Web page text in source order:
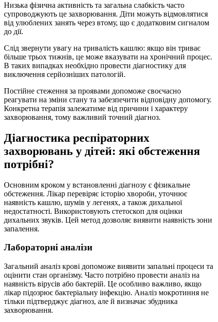
Низька фізична активність та загальна слабкість часто
супроводжують це захворювання. Діти можуть відмовлятися
від улюблених занять через втому, що є додатковим сигналом
до дії.
Слід звернути увагу на тривалість кашлю: якщо він триває
більше трьох тижнів, це може вказувати на хронічний процес.
В таких випадках необхідно провести діагностику для
виключення серйозніших патологій.
Постійне стеження за проявами допоможе своєчасно
реагувати на зміни стану та забезпечити відповідну допомогу.
Конкретна терапія залежатиме від причини і характеру
захворювання, тому важливий точний діагноз.
Діагностика респіраторних
захворювань у дітей: які обстеження
потрібні?
Основним кроком у встановленні діагнозу є фізикальне
обстеження. Лікар перевіряє історію хвороби, уточнює
наявність кашлю, шумів у легенях, а також дихальної
недостатності. Використовують стетоскоп для оцінки
дихальних звуків. Цей метод дозволяє виявити наявність зони
запалення.
Лабораторні аналізи
Загальний аналіз крові допоможе виявити запальні процеси та
оцінити стан організму. Часто потрібно провести аналіз на
наявність вірусів або бактерій. Це особливо важливо, якщо
лікар підозрює бактеріальну інфекцію. Аналіз мокротиння не
тільки підтверджує діагноз, але й визначає збудника
захворювання.